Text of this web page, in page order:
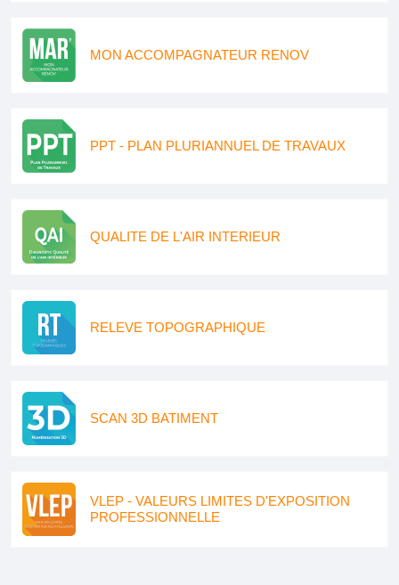
MON ACCOMPAGNATEUR RENOV
PPT - PLAN PLURIANNUEL DE TRAVAUX
QUALITE DE L'AIR INTERIEUR
RELEVE TOPOGRAPHIQUE
SCAN 3D BATIMENT
VLEP - VALEURS LIMITES D'EXPOSITION
PROFESSIONNELLE